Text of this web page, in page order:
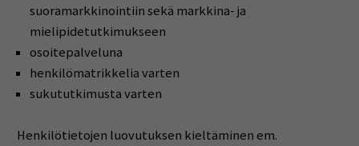
suoramarkkinointiin sekä markkina- ja
mielipidetutkimukseen
osoitepalveluna
henkilömatrikkelia varten
sukututkimusta varten
Henkilötietojen luovutuksen kieltäminen em.